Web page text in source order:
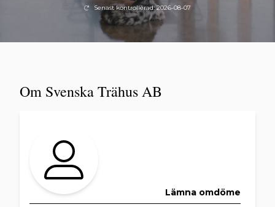
Senast kontrollerad: 2026-08-07
Om Svenska Trähus AB
Lämna omdöme